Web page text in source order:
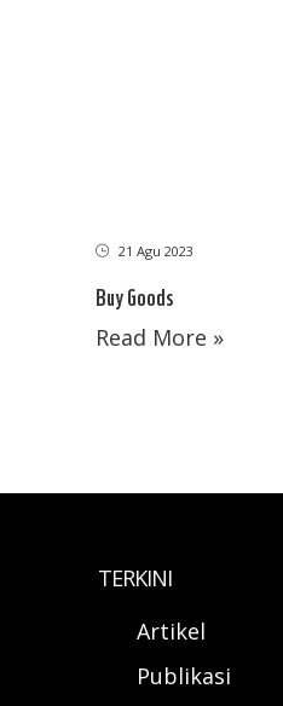
21 Agu 2023
Buy Goods
Read More »
TERKINI
Artikel
Publikasi